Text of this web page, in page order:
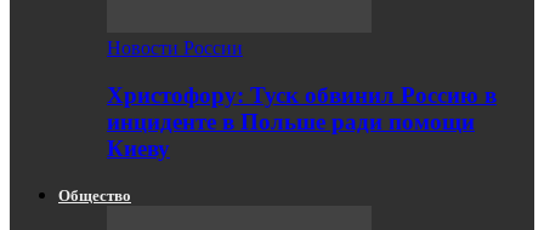
Новости России
Христофору: Туск обвинил Россию в
инциденте в Польше ради помощи
Киеву
Общество